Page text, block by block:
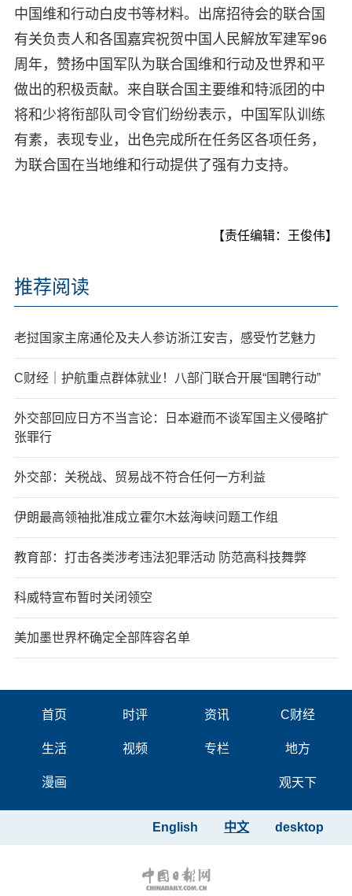
中国维和行动白皮书等材料。出席招待会的联合国
有关负责人和各国嘉宾祝贺中国人民解放军建军96
周年，赞扬中国军队为联合国维和行动及世界和平
做出的积极贡献。来自联合国主要维和特派团的中
将和少将衔部队司令官们纷纷表示，中国军队训练
有素，表现专业，出色完成所在任务区各项任务，
为联合国在当地维和行动提供了强有力支持。
【责任编辑：王俊伟】
推荐阅读
老挝国家主席通伦及夫人参访浙江安吉，感受竹艺魅力
C财经｜护航重点群体就业！八部门联合开展“国聘行动”
外交部回应日方不当言论：日本避而不谈军国主义侵略扩
张罪行
外交部：关税战、贸易战不符合任何一方利益
伊朗最高领袖批准成立霍尔木兹海峡问题工作组
教育部：打击各类涉考违法犯罪活动 防范高科技舞弊
科威特宣布暂时关闭领空
美加墨世界杯确定全部阵容名单
首页 时评 资讯 C财经
生活 视频 专栏 地方
漫画 观天下
desktop
中文
English